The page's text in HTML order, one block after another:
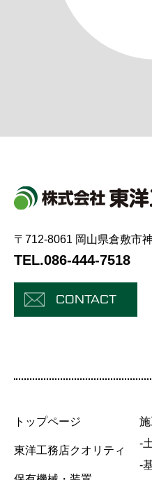
〒712-8061 岡山県倉敷市
TEL.086-444-7518
CONTACT
トップページ
東洋工務店クオリティ
-
-